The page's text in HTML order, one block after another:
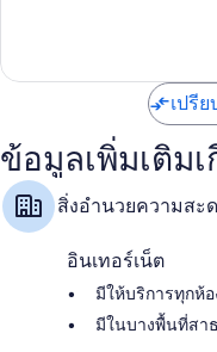
เปรี
ข้อมูลเพิ่มเติม
สิ่งอำนวยความสะ
อินเทอร์เน็ต
มีให้บริการทุกห้อ
มีในบางพื้นที่สา